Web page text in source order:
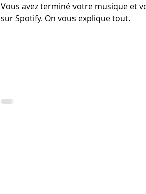
Vous avez terminé votre musique et
sur Spotify. On vous explique tout.